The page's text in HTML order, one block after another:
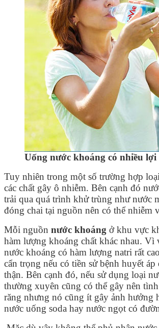
Uống nước khoáng có nhiều lợi
Tuy nhiên trong một số trường hợp
các chất gây ô nhiễm. Bên cạnh đó
trải qua quá trình khử trùng như nước
đóng chai tại nguồn nên có thể nhiễm
Mỗi nguồn nước khoáng ở khu vực
hàm lượng khoáng chất khác nhau. Vì
nước khoáng có hàm lượng natri rất
cẩn trọng nếu có tiền sử bệnh huyết áp
thận. Bên cạnh đó, nếu sử dụng loại
thường xuyên cũng có thể gây nên
răng nhưng nó cũng ít gây ảnh hưởng
nước uống soda hay nước ngọt có